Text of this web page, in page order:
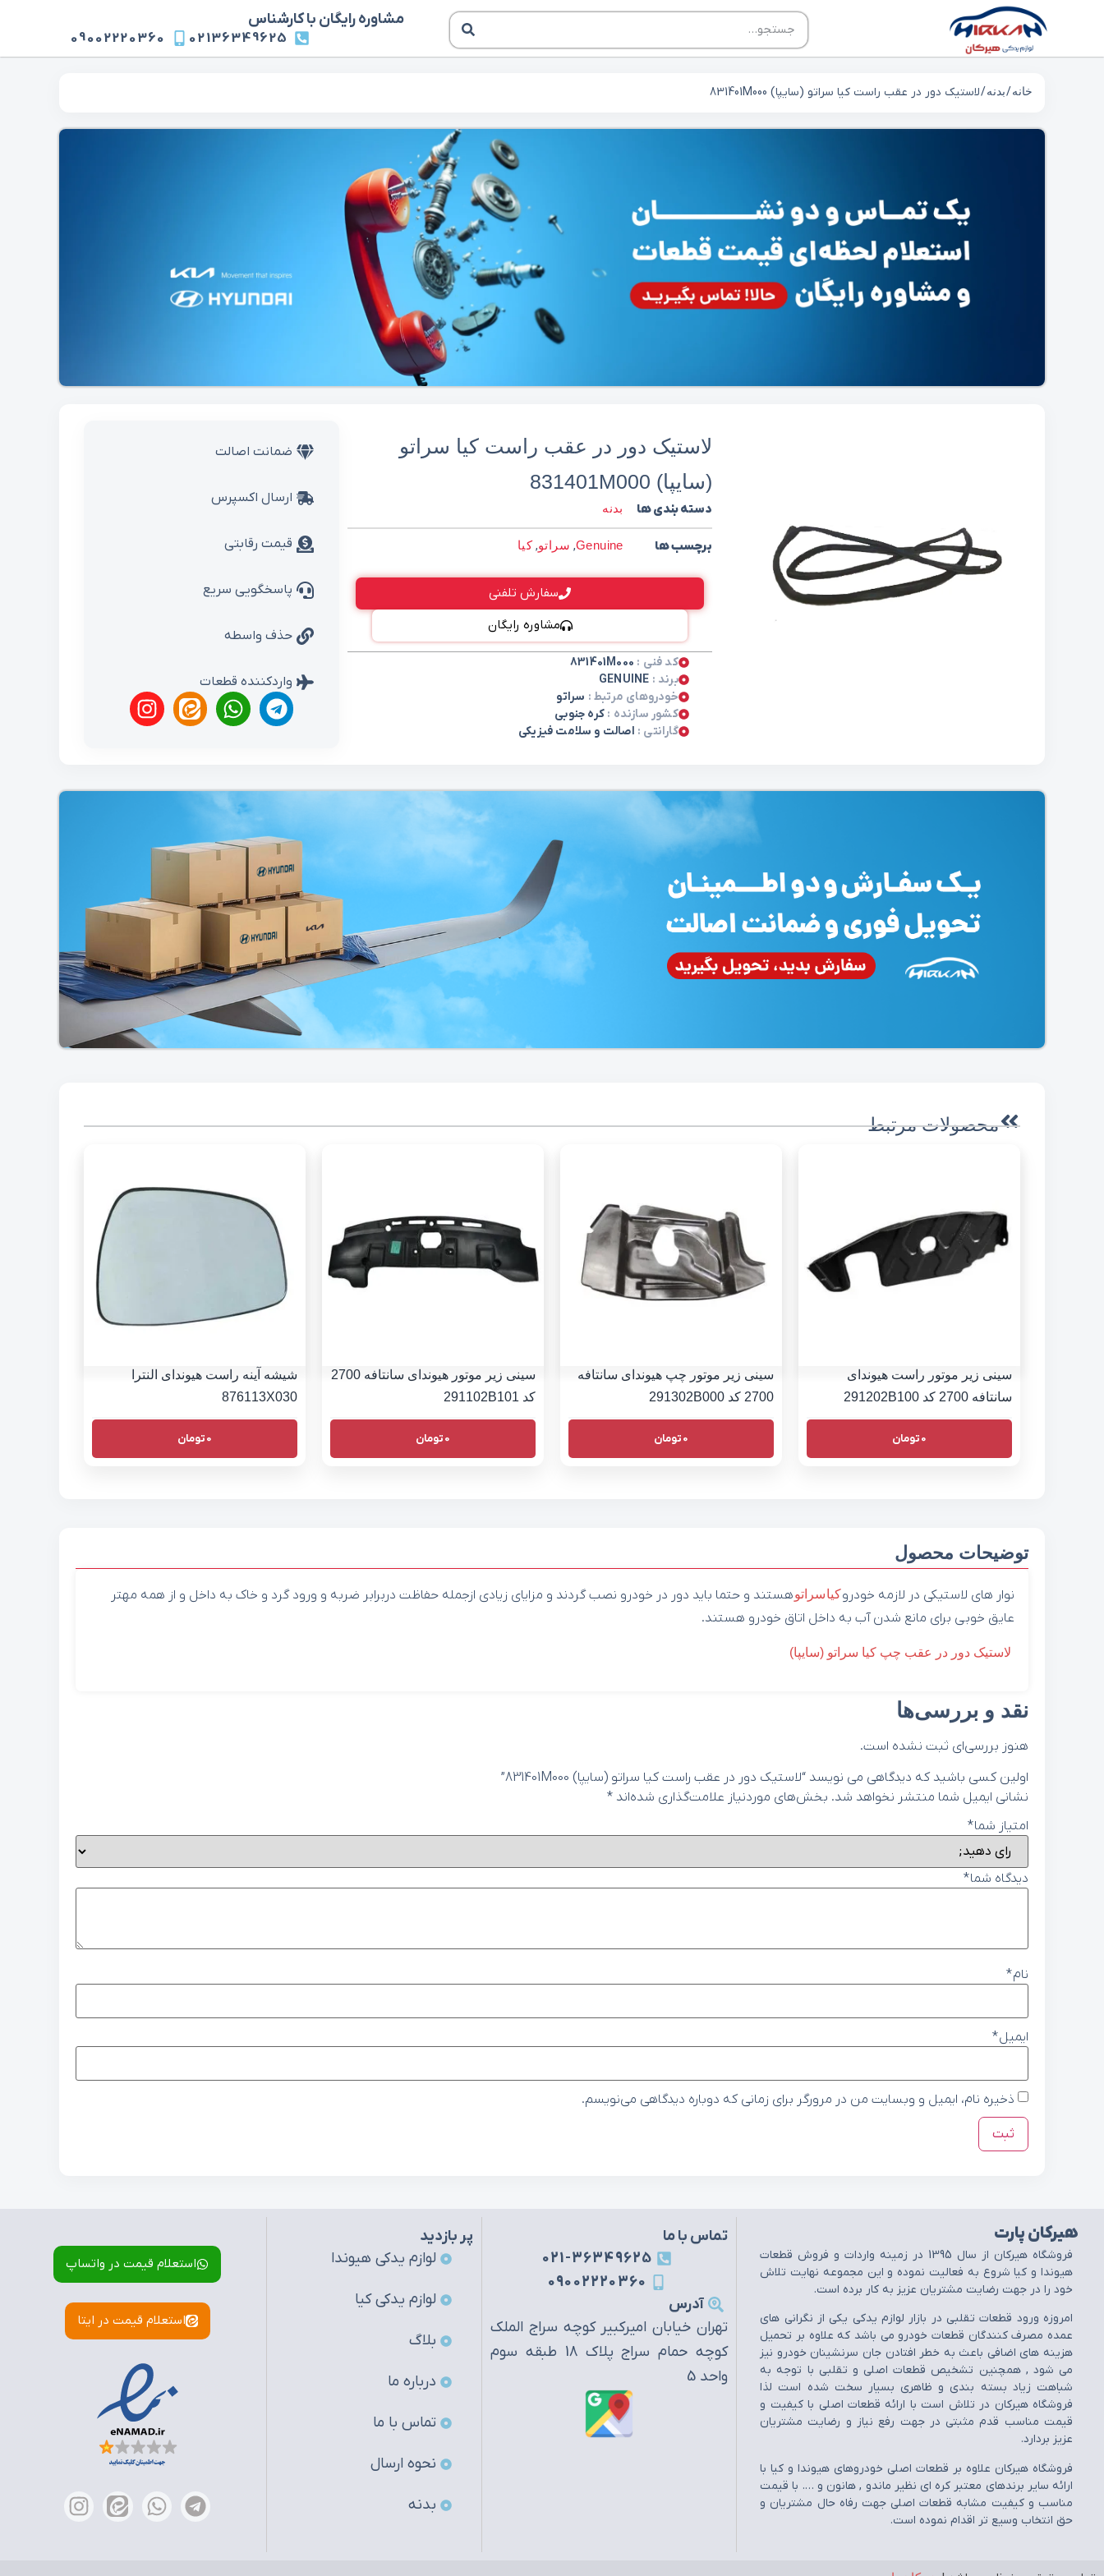
مشاوره رایگان با کارشناس
02136349625
09002220360
خانه/بدنه/ لاستیک دور در عقب راست کیا سراتو (سایپا) 831401M000
لاستیک دور در عقب راست کیا سراتو
(سایپا) 831401M000
دسته بندی ها بدنه
برچسب ها Genuine
, سراتو,کیا
سفارش تلفنی
مشاوره رایگان
کد فنی : 831401M000
برند : GENUINE
خودروهای مرتبط : سراتو
کشور سازنده :کره جنوبی
گارانتی : اصالت و سلامت فیزیکی
ضمانت اصالت
ارسال اکسپرس
قیمت رقابتی
پاسخگویی سریع
حذف واسطه
واردکننده قطعات
محصولات مرتبط
سینی زیر موتور راست هیوندای
سانتافه 2700 کد 291202B100
0تومان
سینی زیر موتور چپ هیوندای سانتافه
2700 کد 291302B000
0تومان
سینی زیر موتور هیوندای سانتافه 2700
کد 291102B101
0تومان
شیشه آینه راست هیوندای النترا
876113X030
0تومان
توضیحات محصول
نوار های لاستیکی در لازمه خودروکیاسراتوهستند و حتما باید دور در خودرو نصب گردند و مزایای زیادی ازجمله حفاظت دربرابر ضربه و ورود گرد و خاک به داخل و از همه مهتر
عایق خوبی برای مانع شدن آب به داخل اتاق خودرو هستند.
لاستیک دور در عقب چپ کیا سراتو (سایپا)
نقد و بررسی‌ها
هنوز بررسی‌ای ثبت نشده است.
اولین کسی باشید که دیدگاهی می نویسد “لاستیک دور در عقب راست کیا سراتو (سایپا) 831401M000”
نشانی ایمیل شما منتشر نخواهد شد. بخش‌های موردنیاز علامت‌گذاری شده‌اند *
امتیاز شما*
دیدگاه شما*
نام*
ایمیل*
ذخیره نام، ایمیل و وبسایت من در مرورگر برای زمانی که دوباره دیدگاهی می‌نویسم.
هیرکان پارت
فروشگاه هيرکان از سال 1395 در زمينه واردات و فروش قطعات
هيوندا و کيا شروع به فعاليت نموده و اين مجموعه نهايت تلاش
خود را در جهت رضايت مشتريان عزيز به کار برده است.
امروزه ورود قطعات تقلبي در بازار لوازم يدکي يکي از نگراني هاي
عمده مصرف کنندگان قطعات خودرو مي باشد که علاوه بر تحميل
هزينه هاي اضافي باعث به خطر افتادن جان سرنشينان خودرو نيز
مي شود , همچنين تشخيص قطعات اصلي و تقلبي با توجه به
شباهت زياد بسته بندي و ظاهري بسيار سخت شده است لذا
فروشگاه هيرکان در تلاش است با ارائه قطعات اصلي با کيفيت و
قيمت مناسب قدم مثبتي در جهت رفع نياز و رضايت مشتريان
عزيز بردارد.
فروشگاه هيرکان علاوه بر قطعات اصلي خودروهاي هيوندا و کيا با
ارائه ساير برندهاي معتبر کره اي نظير ماندو , هانون و …. با قيمت
مناسب و کيفيت مشابه قطعات اصلي جهت رفاه حال مشتريان و
حق انتخاب وسيع تر اقدام نموده است.
تماس با ما
021-36349625
09002220360
آدرس
تهران خیابان امیرکبیر کوچه سراج الملک
کوچه حمام سراج پلاک 18 طبقه سوم
واحد 5
پر بازدید
لوازم یدکی هیوندا
لوازم یدکی کیا
بلاگ
درباره ما
تماس با ما
نحوه ارسال
بدنه
استعلام قیمت در واتساپ
استعلام قیمت در ایتا